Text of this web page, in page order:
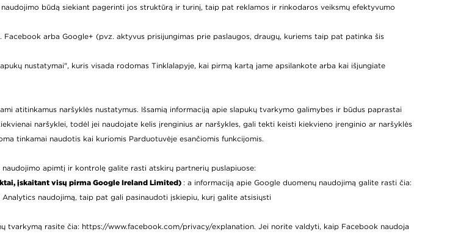
būdą siekiant pagerinti jos struktūrą ir turinį, taip pat reklamos ir rinkodaros veiksmų efektyvumo
arba Google+ (pvz. aktyvus prisijungimas prie paslaugos, draugų, kuriems taip pat patinka šis
nustatymai", kuris visada rodomas Tinklalapyje, kai pirmą kartą jame apsilankote arba kai išjungiate
atitinkamus naršyklės nustatymus. Išsamią informaciją apie slapukų tvarkymo galimybes ir būdus paprastai
naršyklei, todėl jei naudojate kelis įrenginius ar naršykles, gali tekti keisti kiekvieno įrenginio ar naršyklės
tinkamai naudotis kai kuriomis Parduotuvėje esančiomis funkcijomis.
apimtį ir kontrolę galite rasti atskirų partnerių puslapiuose:
įskaitant visų pirma Google Ireland Limited) : a informaciją apie Google duomenų naudojimą galite rasti čia:
naudojimą, taip pat gali pasinaudoti įskiepiu, kurį galite atsisiųsti
tvarkymą rasite čia: https://www.facebook.com/privacy/explanation. Jei norite valdyti, kaip Facebook naudoja